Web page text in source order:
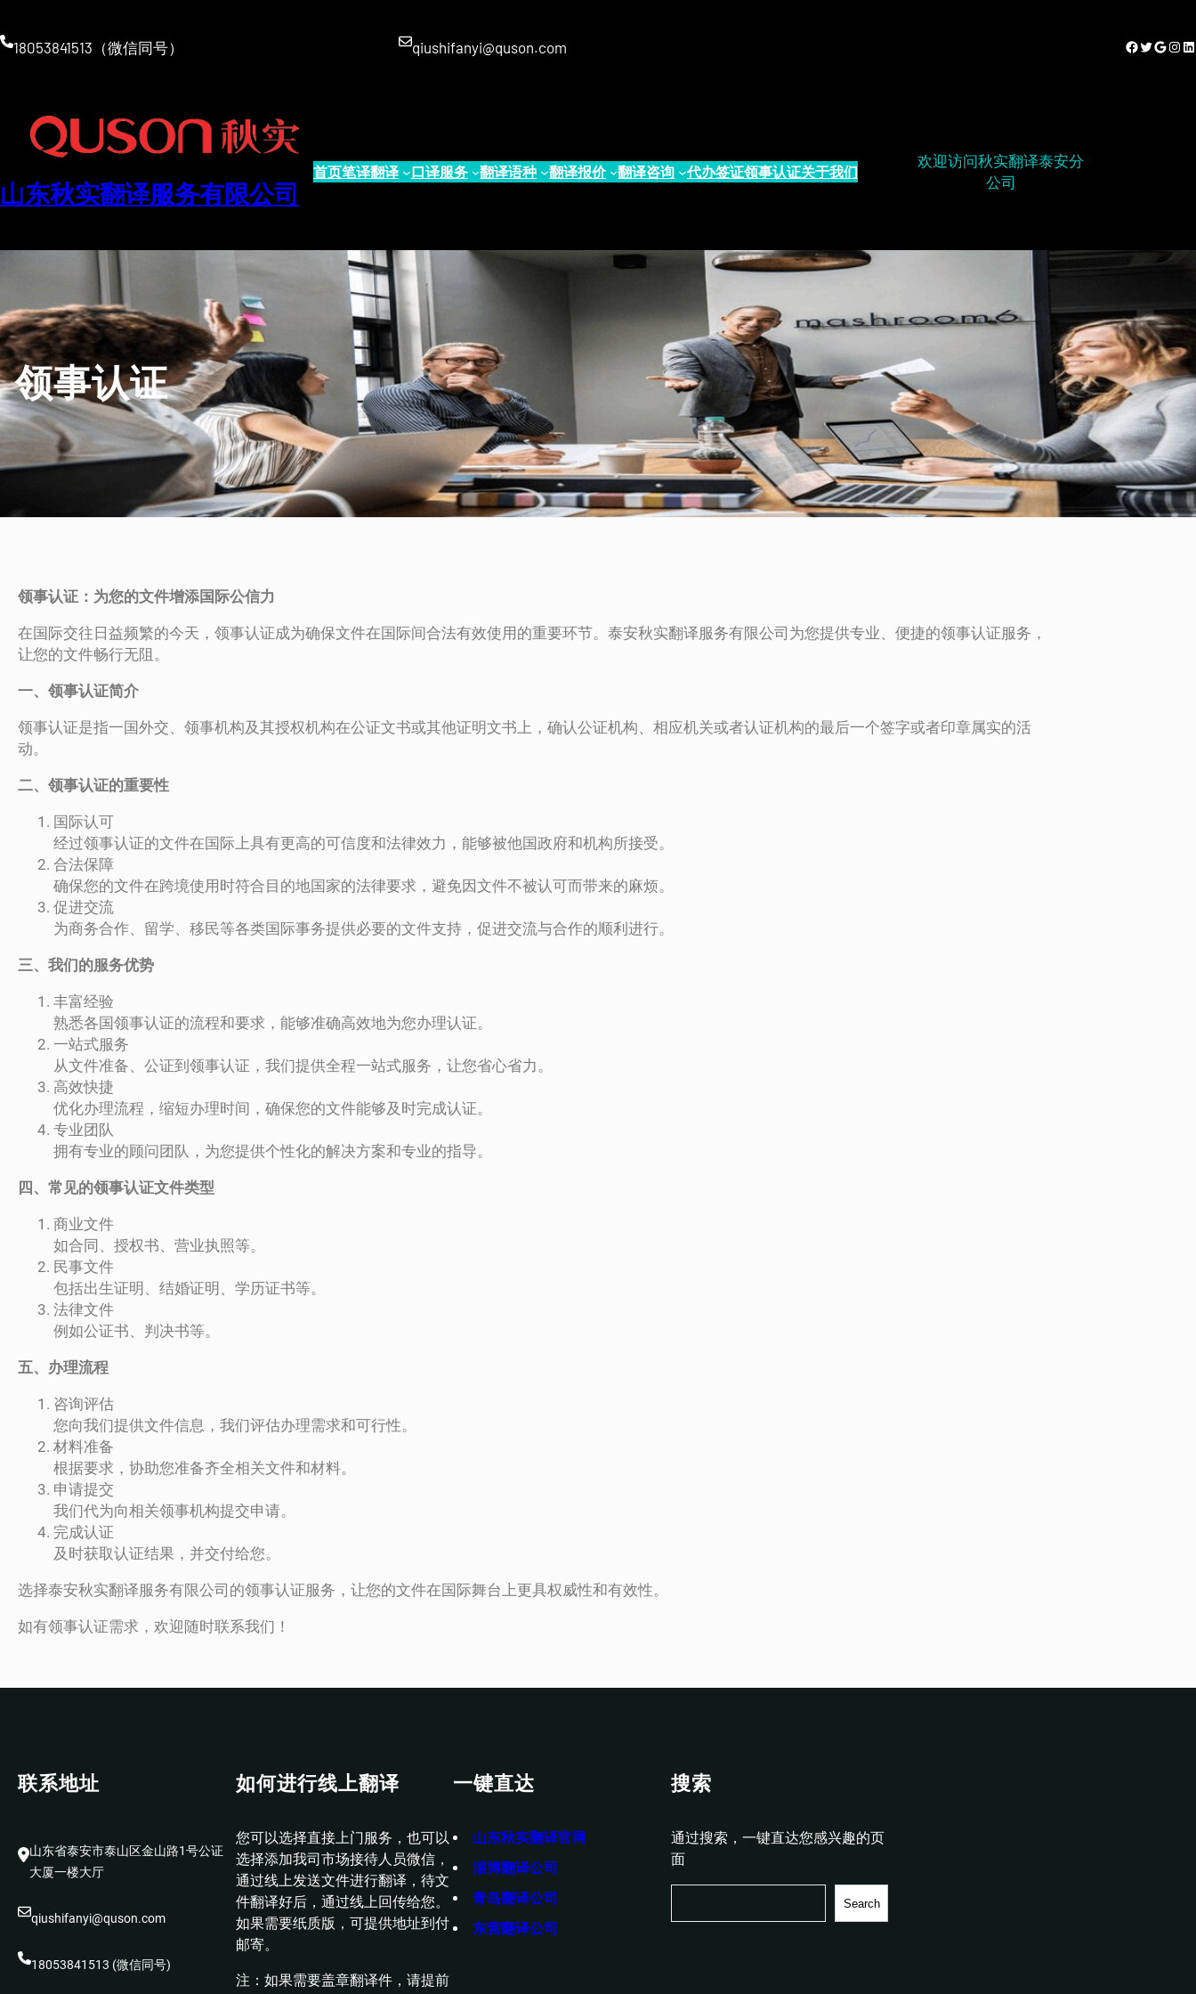
至
内18053841513（微信同号） qiushifanyi@quson.com Facebook Twitter Google Instagram LinkedIn
山东秋实翻译服务有限公司
首页笔译翻译 口译服务 翻译语种 翻译报价 翻译咨询 代办签证领事认证关于我们
欢迎访问秋实翻译泰安分
公司
领事认证
领事认证：为您的文件增添国际公信力
在国际交往日益频繁的今天，领事认证成为确保文件在国际间合法有效使用的重要环节。泰安秋实翻译服务有限公司为您提供专业、便捷的领事认证服务，
让您的文件畅行无阻。
一、领事认证简介
领事认证是指一国外交、领事机构及其授权机构在公证文书或其他证明文书上，确认公证机构、相应机关或者认证机构的最后一个签字或者印章属实的活
动。
二、领事认证的重要性
国际认可
经过领事认证的文件在国际上具有更高的可信度和法律效力，能够被他国政府和机构所接受。
合法保障
确保您的文件在跨境使用时符合目的地国家的法律要求，避免因文件不被认可而带来的麻烦。
促进交流
为商务合作、留学、移民等各类国际事务提供必要的文件支持，促进交流与合作的顺利进行。
三、我们的服务优势
丰富经验
熟悉各国领事认证的流程和要求，能够准确高效地为您办理认证。
一站式服务
从文件准备、公证到领事认证，我们提供全程一站式服务，让您省心省力。
高效快捷
优化办理流程，缩短办理时间，确保您的文件能够及时完成认证。
专业团队
拥有专业的顾问团队，为您提供个性化的解决方案和专业的指导。
四、常见的领事认证文件类型
商业文件
如合同、授权书、营业执照等。
民事文件
包括出生证明、结婚证明、学历证书等。
法律文件
例如公证书、判决书等。
五、办理流程
咨询评估
您向我们提供文件信息，我们评估办理需求和可行性。
材料准备
根据要求，协助您准备齐全相关文件和材料。
申请提交
我们代为向相关领事机构提交申请。
完成认证
及时获取认证结果，并交付给您。
选择泰安秋实翻译服务有限公司的领事认证服务，让您的文件在国际舞台上更具权威性和有效性。
如有领事认证需求，欢迎随时联系我们！
联系地址
山东省泰安市泰山区金山路1号公证
大厦一楼大厅
qiushifanyi@quson.com
18053841513 (微信同号)
如何进行线上翻译
您可以选择直接上门服务，也可以
选择添加我司市场接待人员微信，
通过线上发送文件进行翻译，待文
件翻译好后，通过线上回传给您。
如果需要纸质版，可提供地址到付
邮寄。
注：如果需要盖章翻译件，请提前
一键直达
山东秋实翻译官网
淄博翻译公司
青岛翻译公司
东营翻译公司
搜索
通过搜索，一键直达您感兴趣的页
面
Search